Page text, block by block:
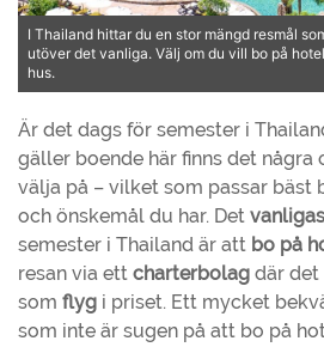
I Thailand hittar du en stor mängd resmål
utöver det vanliga. Välj om du vill bo på
hus.
Är det dags för semester i
gäller boende här finns det
välja på – vilket som passar bäst
och önskemål du har. Det
semester i Thailand är att bo på
resan via ett charterbolag där det
som flyg i priset. Ett mycket
som inte är sugen på att bo på